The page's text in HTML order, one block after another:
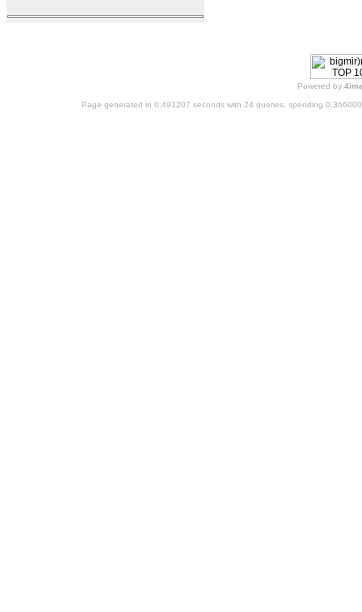
Powered by
Page generated in 0.491207 seconds with 24 queries, spending